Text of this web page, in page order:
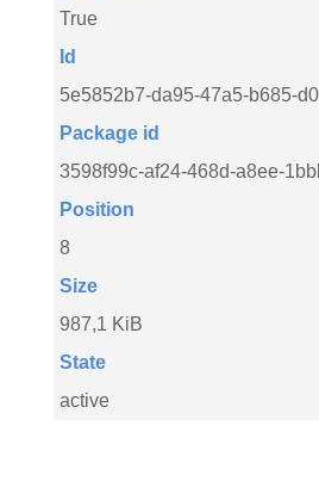
True
Id
5e5852b7-da95-47a5-b685-
Package id
3598f99c-af24-468d-a8ee-
Position
8
Size
987,1 KiB
State
active